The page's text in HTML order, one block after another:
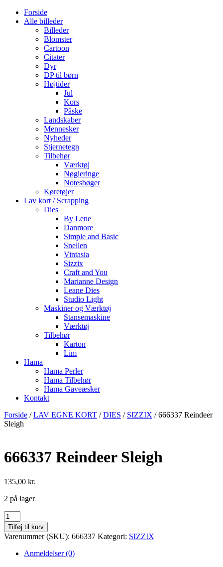
Forside
Alle billeder
Billeder
Blomster
Cartoon
Citater
Dyr
DP til børn
Højtider
Jul
Kors
Påske
Landskaber
Mennesker
Nyheder
Stjernetegn
Tilbehør
Værktøj
Nøgleringe
Notesbøger
Køretøjer
Lav kort / Scrapping
Dies
By Lene
Danmore
Simple and Basic
Snellen
Vintasia
Sizzix
Craft and You
Marianne Design
Leane Dies
Studio Light
Maskiner og Værktøj
Stansemaskine
Værktøj
Tilbehør
Karton
Lim
Hama
Hama Perler
Hama Tilbehør
Hama Gaveæsker
Kontakt
Forside /LAV EGNE KORT /DIES / SIZZIX / 666337 Reindeer
Sleigh
666337 Reindeer Sleigh
135,00 kr.
2 på lager
666337
Reindeer
Sleigh
antal
Tilføj til kurv
Varenummer (SKU): 666337 Kategori: SIZZIX
Anmeldelser (0)